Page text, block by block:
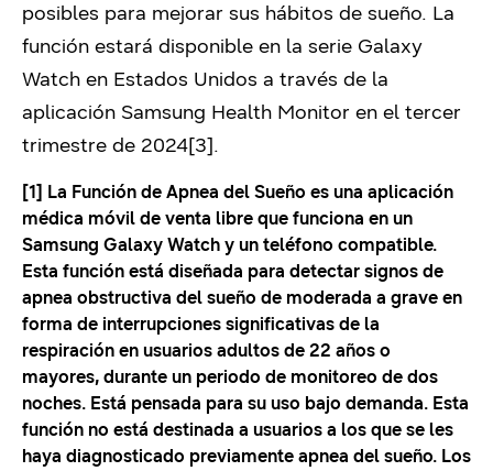
posibles para mejorar sus hábitos de sueño. La
función estará disponible en la serie Galaxy
Watch en Estados Unidos a través de la
aplicación Samsung Health Monitor en el tercer
trimestre de 2024[3].
[1] La Función de Apnea del Sueño es una aplicación
médica móvil de venta libre que funciona en un
Samsung Galaxy Watch y un teléfono compatible.
Esta función está diseñada para detectar signos de
apnea obstructiva del sueño de moderada a grave en
forma de interrupciones significativas de la
respiración en usuarios adultos de 22 años o
mayores, durante un periodo de monitoreo de dos
noches. Está pensada para su uso bajo demanda. Esta
función no está destinada a usuarios a los que se les
haya diagnosticado previamente apnea del sueño. Los